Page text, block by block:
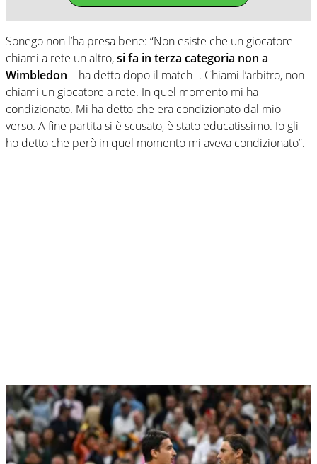
Sonego non l’ha presa bene: “Non esiste che un giocatore
chiami a rete un altro,si fa in terza categoria non a
Wimbledon – ha detto dopo il match -. Chiami l’arbitro, non
chiami un giocatore a rete. In quel momento mi ha
condizionato. Mi ha detto che era condizionato dal mio
verso. A fine partita si è scusato, è stato educatissimo. Io gli
ho detto che però in quel momento mi aveva condizionato”.